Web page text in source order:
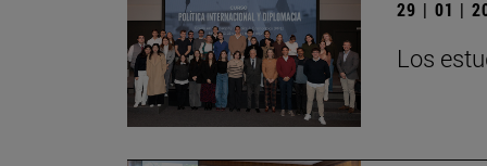
29 | 01 |
Los